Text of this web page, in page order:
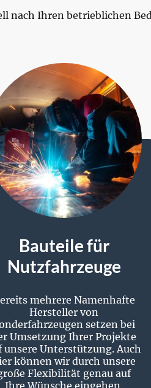
nach Ihren betrieblichen
Bauteile für
Nutzfahrzeuge
mehrere Namenhafte
Hersteller von
setzen bei
Umsetzung Ihrer Projekte
unsere Unterstützung. Auch
können wir durch unsere
Flexibilität genau auf